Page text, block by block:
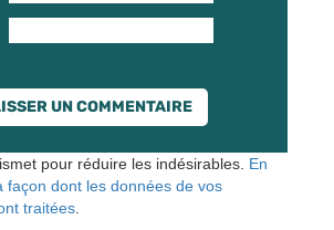
pour réduire les indésirables. En
façon dont les données de vos
traitées